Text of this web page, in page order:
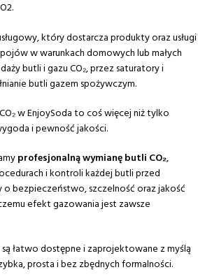
który dostarcza produkty oraz usługi
w warunkach domowych lub małych
butli i gazu CO₂, przez saturatory i
butli gazem spożywczym.
w EnjoySoda to coś więcej niż tylko
i pewność jakości.
profesjonalną wymianę butli CO₂,
i kontroli każdej butli przed
o bezpieczeństwo, szczelność oraz jakość
efekt gazowania jest zawsze
łatwo dostępne i zaprojektowane z myślą
prosta i bez zbędnych formalności.